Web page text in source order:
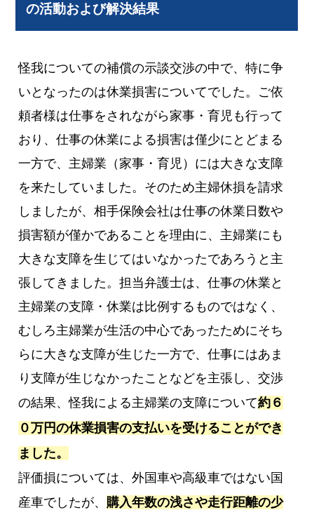
の活動および解決結果
怪我についての補償の示談交渉の中で、特に争
いとなったのは休業損害についてでした。ご依
頼者様は仕事をされながら家事・育児も行って
おり、仕事の休業による損害は僅少にとどまる
一方で、主婦業（家事・育児）には大きな支障
を来たしていました。そのため主婦休損を請求
しましたが、相手保険会社は仕事の休業日数や
損害額が僅かであることを理由に、主婦業にも
大きな支障を生じてはいなかったであろうと主
張してきました。担当弁護士は、仕事の休業と
主婦業の支障・休業は比例するものではなく、
むしろ主婦業が生活の中心であったためにそち
らに大きな支障が生じた一方で、仕事にはあま
り支障が生じなかったことなどを主張し、交渉
の結果、怪我による主婦業の支障について約６
０万円の休業損害の支払いを受けることができ
ました。
評価損については、外国車や高級車ではない国
産車でしたが、 購入年数の浅さや走行距離の少